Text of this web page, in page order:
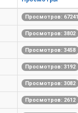
Просмотров: 67241
Просмотров: 3802
Просмотров: 3458
Просмотров: 3192
Просмотров: 3082
Просмотров: 2612